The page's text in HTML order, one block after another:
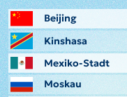
Beijing
Kinshasa
Mexiko-Stadt
Moskau